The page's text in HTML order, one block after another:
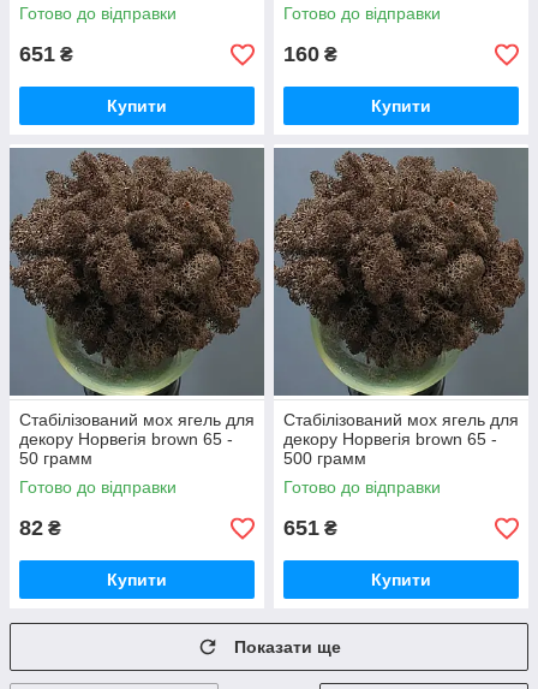
Готово до відправки
651 ₴
Купити
Готово до відправки
160 ₴
Купити
Стабілізований мох ягель для
декору Норвегія brown 65 -
50 грамм
Готово до відправки
82 ₴
Купити
Стабілізований мох ягель для
декору Норвегія brown 65 -
500 грамм
Готово до відправки
651 ₴
Купити
Показати ще